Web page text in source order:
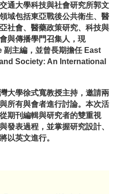
通大學科技與社會研究所郭文
域包括東亞戰後公共衛生、醫
社會、醫藥政策研究、科技與
與傳播學門召集人，現
主編，並曾長期擔任 East
Society: An International
大學徐式寬教授主持，邀請兩
所有與會者進行討論。本次活
期刊編輯與研究者的雙重視
發表過程，並掌握研究設計、
以英文進行。